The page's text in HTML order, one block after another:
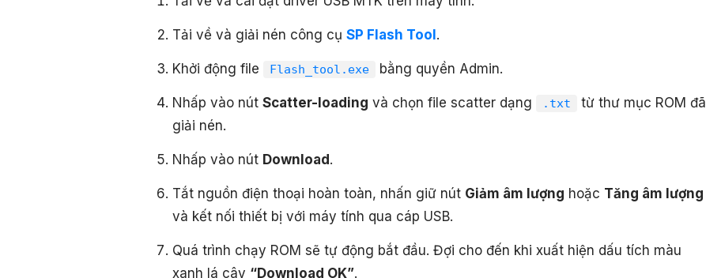
Tải về và giải nén công cụ SP Flash Tool .
Khởi động file Flash_tool.exe bằng quyền Admin.
Nhấp vào nút Scatter-loading và chọn file scatter dạng .txt
từ thư mục ROM đã
giải nén.
Nhấp vào nút Download .
Tắt nguồn điện thoại hoàn toàn, nhấn giữ nút Giảm âm lượng hoặc Tăng âm lượng
và kết nối thiết bị với máy tính qua cáp USB.
Quá trình chạy ROM sẽ tự động bắt đầu. Đợi cho đến khi xuất hiện dấu tích màu
xanh lá cây “Download OK”.